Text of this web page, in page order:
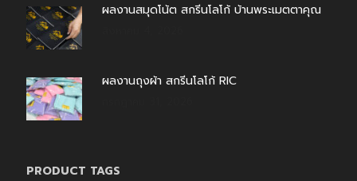
ผลงานสมุดโน้ต สกรีนโลโก้ บ้านพระเมตตาคุณ
ผลงานถุงผ้า สกรีนโลโก้ RIC
PRODUCT TAGS